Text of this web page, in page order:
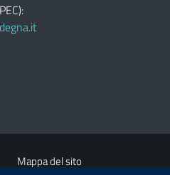
Mappa del sito